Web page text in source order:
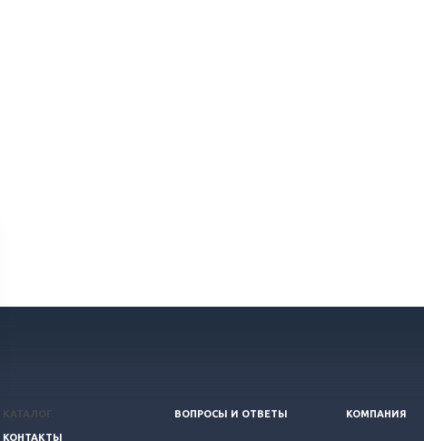
КАТАЛОГ ВОПРОСЫ И ОТВЕТЫ КОМПАНИЯ
КОНТАКТЫ